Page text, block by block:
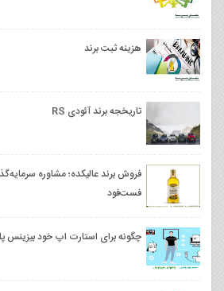
هزینه ثبت برند
تاریخجه برند آئودی RS
فروش برند عالیکده؛ مشاوره
فست‌فود
چگونه برای استارت اپ خود بیزینس